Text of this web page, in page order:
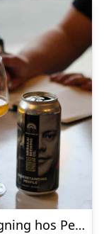
Ølsmagning hos People Like Us